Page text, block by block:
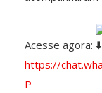
Acesse agora:
https://
P